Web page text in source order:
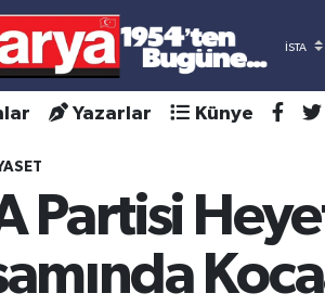
Yazarlar Künye
Partisi